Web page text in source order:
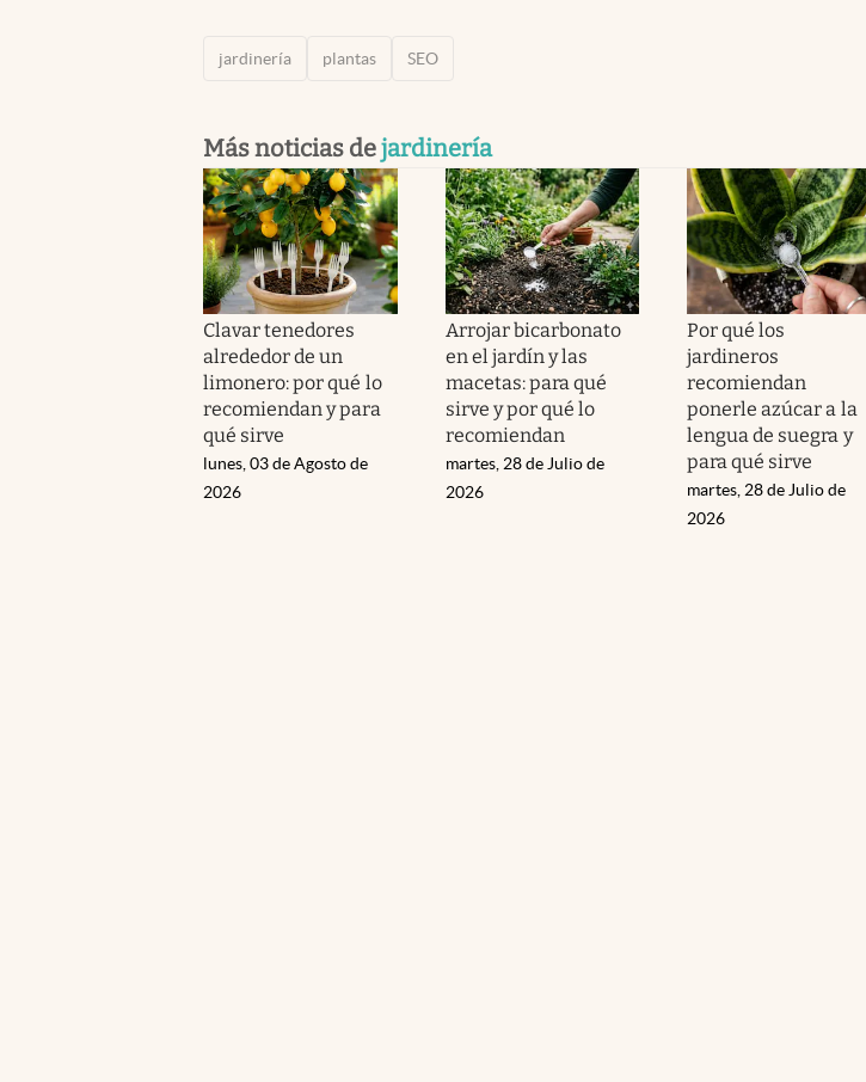
jardinería plantas SEO
Más noticias dejardinería
Clavar tenedores
alrededor de un
limonero: por qué lo
recomiendan y para
qué sirve
lunes, 03 de Agosto de
2026
Arrojar bicarbonato
en el jardín y las
macetas: para qué
sirve y por qué lo
recomiendan
martes, 28 de Julio de
2026
Por qué los
jardineros
recomiendan
ponerle azúcar a la
lengua de suegra y
para qué sirve
martes, 28 de Julio de
2026